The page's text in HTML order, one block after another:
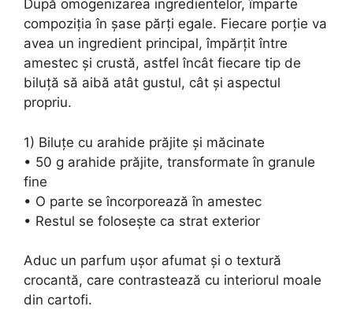
După omogenizarea ingredientelor, împarte
compoziția în șase părți egale. Fiecare porție va
avea un ingredient principal, împărțit între
amestec și crustă, astfel încât fiecare tip de
biluță să aibă atât gustul, cât și aspectul
propriu.
1) Biluțe cu arahide prăjite și măcinate
• 50 g arahide prăjite, transformate în granule
fine
• O parte se încorporează în amestec
• Restul se folosește ca strat exterior
Aduc un parfum ușor afumat și o textură
crocantă, care contrastează cu interiorul moale
din cartofi.